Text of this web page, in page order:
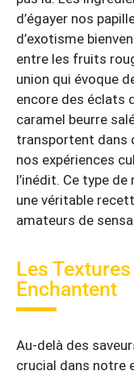
d’égayer nos
d’exotisme
entre les fruits
union qui évoque
encore des éclats
caramel beurre
transportent dans
nos expériences
l’inédit. Ce type
une véritable
amateurs de
Les
Enchantent
Au-delà des
crucial dans notre